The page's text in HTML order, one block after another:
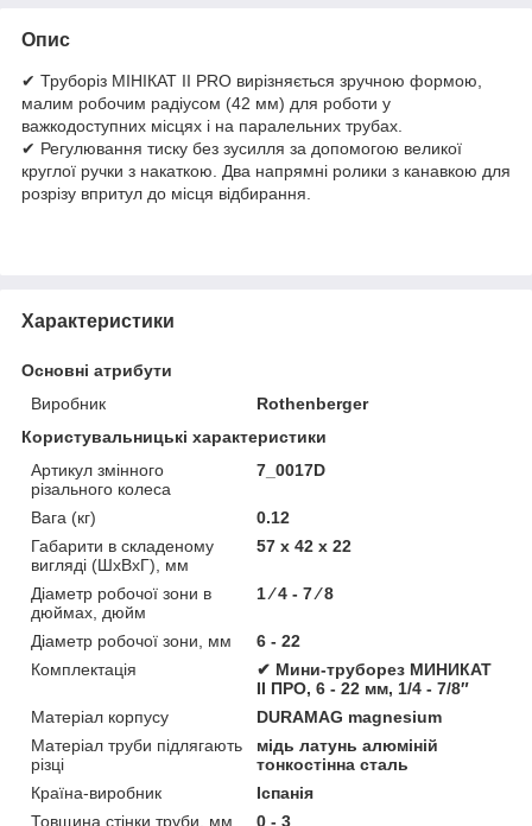
Опис
✔ Труборіз МІНІКАТ II PRO вирізняється зручною формою,
малим робочим радіусом (42 мм) для роботи у
важкодоступних місцях і на паралельних трубах.
✔ Регулювання тиску без зусилля за допомогою великої
круглої ручки з накаткою. Два напрямні ролики з канавкою для
розрізу впритул до місця відбирання.
Характеристики
Основні атрибути
Виробник
Rothenberger
Користувальницькі характеристики
Артикул змінного
різального колеса
7_0017D
Вага (кг)
0.12
Габарити в складеному
вигляді (ШхВхГ), мм
57 х 42 х 22
Діаметр робочої зони в
дюймах, дюйм
1 ⁄ 4 - 7 ⁄ 8
Діаметр робочої зони, мм
6 - 22
Комплектація
✔ Мини-труборез МИНИКАТ
ІІ ПРО, 6 - 22 мм, 1/4 - 7/8″
Матеріал корпусу
DURAMAG magnesium
Матеріал труби підлягають
різці
мідь латунь алюміній
тонкостінна сталь
Країна-виробник
Іспанія
Товщина стінки труби, мм
0 - 3